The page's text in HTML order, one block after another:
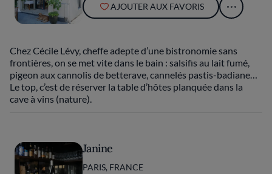
AJOUTER AUX FAVORIS
Chez Cécile Lévy, cheffe adepte d’une bistronomie sans
frontières, on se met vite dans le bain : salsifis au lait fumé,
pigeon aux cannolis de betterave, cannelés pastis-badiane…
Le top, c’est de réserver la table d’hôtes planquée dans la
cave à vins (nature).
Janine
PARIS, FRANCE